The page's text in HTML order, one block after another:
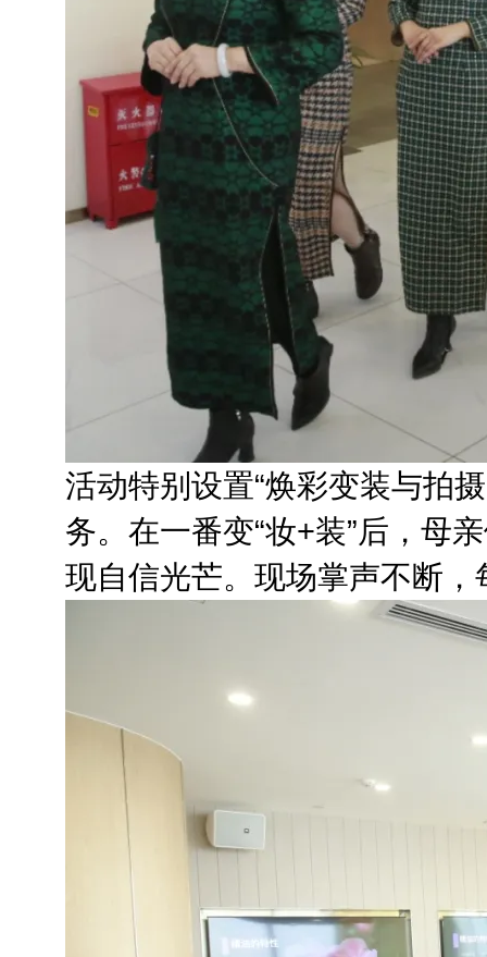
活动特别设置“焕彩变装与拍
务。在一番变“妆+装”后，母
现自信光芒。现场掌声不断